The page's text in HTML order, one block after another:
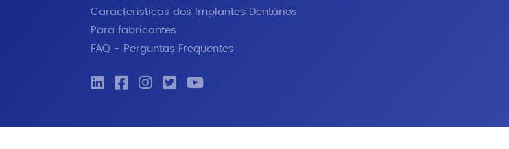
Características dos Implantes Dentários
Para fabricantes
FAQ - Perguntas Frequentes